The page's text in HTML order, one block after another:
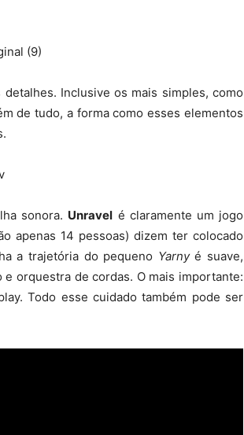
Inclusive os mais simples, como
de tudo, a forma como esses elementos
sonora. Unravel é claramente um jogo
apenas 14 pessoas) dizem ter colocado
a trajetória do pequeno Yarnyé suave,
orquestra de cordas. O mais importante:
Todo esse cuidado também pode ser